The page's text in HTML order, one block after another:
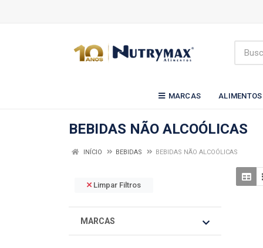
MARCAS
BEBIDAS NÃO ALCOÓLICAS
INÍCIO BEBIDAS BEBIDAS NÃO ALCOÓLICAS
Limpar Filtros
MARCAS